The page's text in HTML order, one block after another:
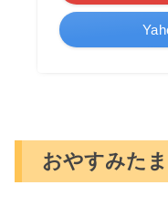
おやすみた